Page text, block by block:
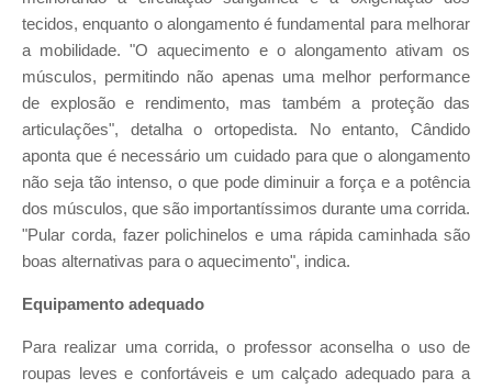
tecidos, enquanto o alongamento é fundamental para melhorar
a mobilidade. "O aquecimento e o alongamento ativam os
músculos, permitindo não apenas uma melhor performance
de explosão e rendimento, mas também a proteção das
articulações", detalha o ortopedista. No entanto, Cândido
aponta que é necessário um cuidado para que o alongamento
não seja tão intenso, o que pode diminuir a força e a potência
dos músculos, que são importantíssimos durante uma corrida.
"Pular corda, fazer polichinelos e uma rápida caminhada são
boas alternativas para o aquecimento", indica.
Equipamento adequado
Para realizar uma corrida, o professor aconselha o uso de
roupas leves e confortáveis e um calçado adequado para a